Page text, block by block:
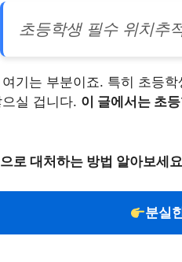
초등학생 필수 위치추
기는 부분이죠. 특히 초등
실 겁니다. 이 글에서는 초
로 대처하는 방법 알아보세
분실